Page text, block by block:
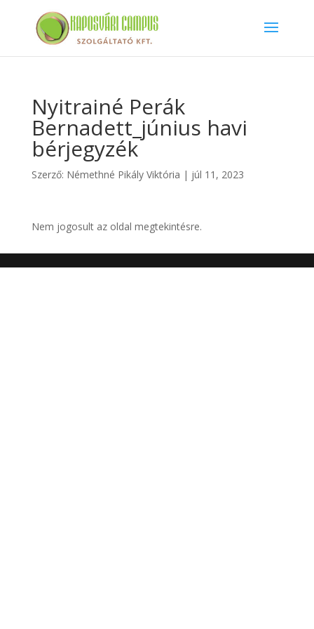
Nyitrainé Perák
Bernadett_június havi
bérjegyzék
Szerző: Némethné Pikály Viktória | júl 11, 2023
Nem jogosult az oldal megtekintésre.